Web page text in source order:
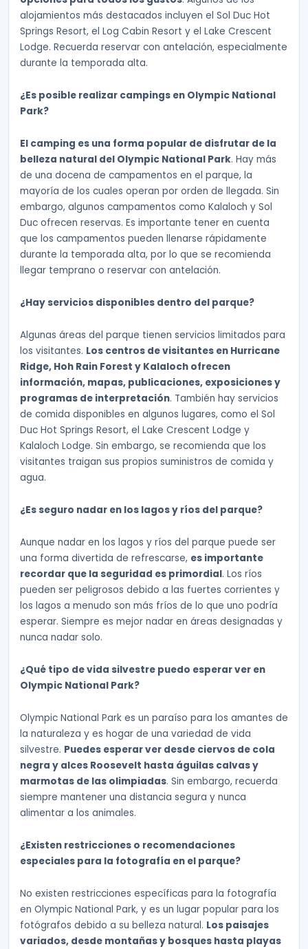
alojamientos más destacados incluyen el Sol Duc Hot
Springs Resort, el Log Cabin Resort y el Lake Crescent
Lodge. Recuerda reservar con antelación, especialmente
durante la temporada alta.
¿Es posible realizar campings en Olympic National
Park?
El camping es una forma popular de disfrutar de la
belleza natural del Olympic National Park. Hay más
de una docena de campamentos en el parque, la
mayoría de los cuales operan por orden de llegada. Sin
embargo, algunos campamentos como Kalaloch y Sol
Duc ofrecen reservas. Es importante tener en cuenta
que los campamentos pueden llenarse rápidamente
durante la temporada alta, por lo que se recomienda
llegar temprano o reservar con antelación.
¿Hay servicios disponibles dentro del parque?
Algunas áreas del parque tienen servicios limitados para
los visitantes. Los centros de visitantes en Hurricane
Ridge, Hoh Rain Forest y Kalaloch ofrecen
información, mapas, publicaciones, exposiciones y
programas de interpretación. También hay servicios
de comida disponibles en algunos lugares, como el Sol
Duc Hot Springs Resort, el Lake Crescent Lodge y
Kalaloch Lodge. Sin embargo, se recomienda que los
visitantes traigan sus propios suministros de comida y
agua.
¿Es seguro nadar en los lagos y ríos del parque?
Aunque nadar en los lagos y ríos del parque puede ser
una forma divertida de refrescarse, es importante
recordar que la seguridad es primordial. Los ríos
pueden ser peligrosos debido a las fuertes corrientes y
los lagos a menudo son más fríos de lo que uno podría
esperar. Siempre es mejor nadar en áreas designadas y
nunca nadar solo.
¿Qué tipo de vida silvestre puedo esperar ver en
Olympic National Park?
Olympic National Park es un paraíso para los amantes de
la naturaleza y es hogar de una variedad de vida
silvestre. Puedes esperar ver desde ciervos de cola
negra y alces Roosevelt hasta águilas calvas y
marmotas de las olimpiadas. Sin embargo, recuerda
siempre mantener una distancia segura y nunca
alimentar a los animales.
¿Existen restricciones o recomendaciones
especiales para la fotografía en el parque?
No existen restricciones específicas para la fotografía
en Olympic National Park, y es un lugar popular para los
fotógrafos debido a su belleza natural. Los paisajes
variados, desde montañas y bosques hasta playas